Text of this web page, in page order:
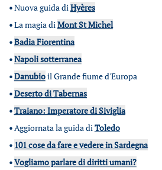
•Nuova guida diHyères
•La magia diMont St Michel
•Badia Fiorentina
•Napoli sotterranea
•Danubioil Grande fiume d'Europa
•Deserto di Tabernas
•Traiano: Imperatore di Siviglia
•Aggiornata la guida diToledo
• 101 cose da fare e vedere in Sardegna
•Vogliamo parlare di diritti umani?